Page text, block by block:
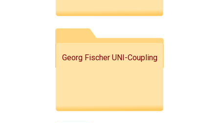
Georg Fischer UNI-Coupling